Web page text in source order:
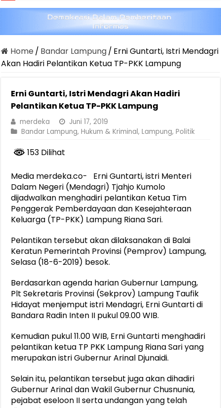
Home / Bandar Lampung/ Erni Guntarti, Istri Mendagri
Akan Hadiri Pelantikan Ketua TP-PKK Lampung
Erni Guntarti, Istri Mendagri Akan Hadiri
Pelantikan Ketua TP-PKK Lampung
merdeka
Juni 17, 2019
Bandar Lampung,Hukum & Kriminal,Lampung,Politik
153 Dilihat
Media merdeka.co- Erni Guntarti, istri Menteri
Dalam Negeri (Mendagri) Tjahjo Kumolo
dijadwalkan menghadiri pelantikan Ketua Tim
Penggerak Pemberdayaan dan Kesejahteraan
Keluarga (TP-PKK) Lampung Riana Sari.
Pelantikan tersebut akan dilaksanakan di Balai
Keratun Pemerintah Provinsi (Pemprov) Lampung,
Selasa (18-6-2019) besok.
Berdasarkan agenda harian Gubernur Lampung,
Plt Sekretaris Provinsi (Sekprov) Lampung Taufik
Hidayat menjemput istri Mendagri, Erni Guntarti di
Bandara Radin Inten II pukul 09.00 WIB.
Kemudian pukul 11.00 WIB, Erni Guntarti menghadiri
pelantikan ketua TP PKK Lampung Riana Sari yang
merupakan istri Gubernur Arinal Djunaidi.
Selain itu, pelantikan tersebut juga akan dihadiri
Gubernur Arinal dan Wakil Gubernur Chusnunia,
pejabat eseloon II serta undangan yang telah